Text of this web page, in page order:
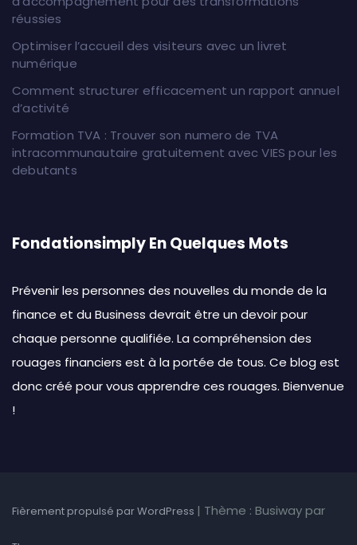
réussies
Optimiser l’accueil des visiteurs avec un livret
numérique
Comment structurer efficacement un rapport annuel
d’activité
Formation TVA : Trouver son numero de TVA
intracommunautaire gratuitement avec VIES pour les
debutants
Fondationsimply En Quelques Mots
Prévenir les personnes des nouvelles du monde de la
finance et du Business devrait être un devoir pour
chaque personne qualifiée. La compréhension des
rouages financiers est à la portée de tous. Ce blog est
donc créé pour vous apprendre ces rouages. Bienvenue
!
Fièrement propulsé par WordPress | Thème : Busiway par